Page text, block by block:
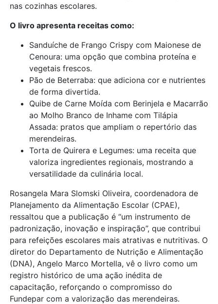
nas cozinhas escolares.
O livro apresenta receitas como:
Sanduíche de Frango Crispy com Maionese de
Cenoura: uma opção que combina proteína e
vegetais frescos.
Pão de Beterraba: que adiciona cor e nutrientes
de forma divertida.
Quibe de Carne Moída com Berinjela e Macarrão
ao Molho Branco de Inhame com Tilápia
Assada: pratos que ampliam o repertório das
merendeiras.
Torta de Quirera e Legumes: uma receita que
valoriza ingredientes regionais, mostrando a
versatilidade da culinária local.
Rosangela Mara Slomski Oliveira, coordenadora de
Planejamento da Alimentação Escolar (CPAE),
ressaltou que a publicação é “um instrumento de
padronização, inovação e inspiração”, que contribui
para refeições escolares mais atrativas e nutritivas. O
diretor do Departamento de Nutrição e Alimentação
(DNA), Angelo Marco Mortella, vê o livro como um
registro histórico de uma ação inédita de
capacitação, reforçando o compromisso do
Fundepar com a valorização das merendeiras.